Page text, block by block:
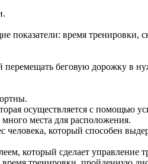
время тренировки,
беговую дорожку в
осуществляется с помощью
места для расположения.
который способен
который сделает управление